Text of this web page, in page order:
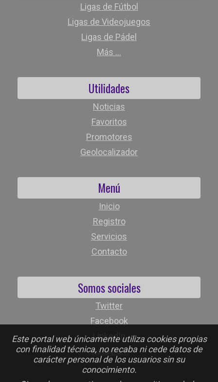
Este portal web únicamente utiliza cookies propias
con finalidad técnica, no recaba ni cede datos de
carácter personal de los usuarios sin su
conocimiento.
Ligas de Fútbol
Ligas de Videojuegos
Ligas de Pádel
Más ...
Utilidades
Noticias
Favoritos
Promotores
Geolocalizador
Menú
Inicio
Registro
Servicios
Contacto
Somos sociales
Twitter
Facebook
LinkedIn
Instagram